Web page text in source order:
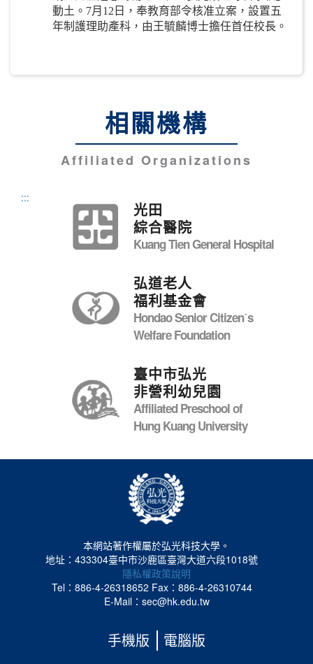
動土。7月12日，奉教育部令核准立案，設置五
年制護理助產科，由王毓麟博士擔任首任校長。
相關機構
Affiliated Organizations
:::
光田
綜合醫院
Kuang Tien General Hospital
弘道老人
福利基金會
Hondao Senior Citizenˊs
Welfare Foundation
臺中市弘光
非營利幼兒園
Affiliated Preschool of
Hung Kuang University
本網站著作權屬於弘光科技大學。
地址：433304臺中市沙鹿區臺灣大道六段1018號
隱私權政策說明
Tel：886-4-26318652 Fax：886-4-26310744
E-Mail：sec@hk.edu.tw
手機版 電腦版